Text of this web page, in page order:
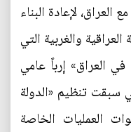
لإعادة البناء
والغربية التي
العراق» إرباً عامي
التي سبقت تنظيم «الدولة
العمليات الخاصة